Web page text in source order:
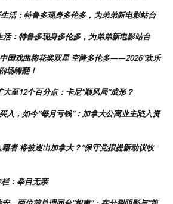
活：特鲁多现身多伦多，为弟弟新电影站台
活：特鲁多现身多伦多，为弟弟新电影站台
国戏曲梅花奖双星 空降多伦多——2026“欢乐
场嗨翻！
至12个百分点：卡尼“顺风局”成形？
入，如今“每月亏钱”：加拿大公寓业主陷入资
籍者 将被逐出加拿大？”保守党拟提新动议收
：举目无亲